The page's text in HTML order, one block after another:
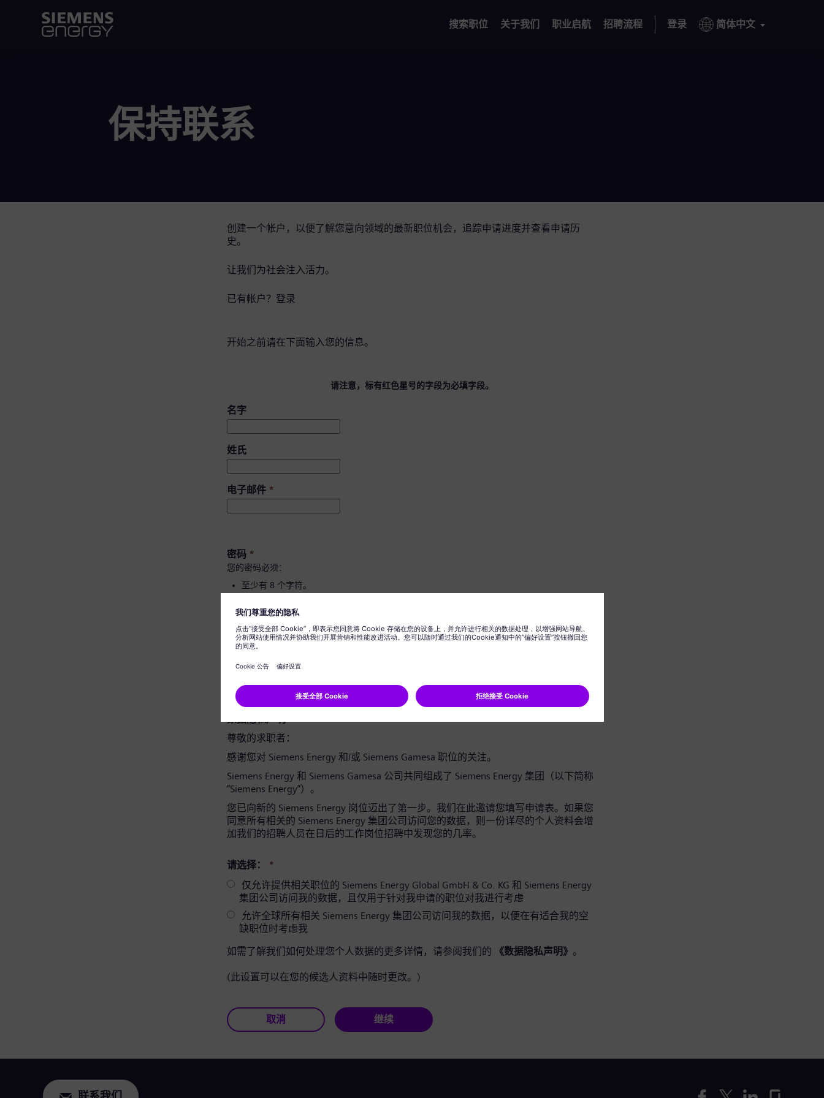
搜索职位 关于我们 职业启航 招聘流程 登录 简体中文
保持联系
创建一个帐户，以便了解您意向领域的最新职位机会，追踪申请进度并查看申请历
史。
让我们为社会注入活力。
已有帐户？ 登录
开始之前请在下面输入您的信息。
请注意，标有红色星号的字段为必填字段。
名字
姓氏
电子邮件 *
密码 *
您的密码必须：
至少有 8 个字符。
不包含您的任何个人信息。
不含常用词。
数据隐私声明
尊敬的求职者：
感谢您对 Siemens Energy 和/或 Siemens Gamesa 职位的关注。
Siemens Energy 和 Siemens Gamesa 公司共同组成了 Siemens Energy 集团（以下简称
“Siemens Energy”）。
您已向新的 Siemens Energy 岗位迈出了第一步。我们在此邀请您填写申请表。如果您
同意所有相关的 Siemens Energy 集团公司访问您的数据，则一份详尽的个人资料会增
加我们的招聘人员在日后的工作岗位招聘中发现您的几率。
请选择：
*
仅允许提供相关职位的 Siemens Energy Global GmbH & Co. KG 和 Siemens Energy
集团公司访问我的数据，且仅用于针对我申请的职位对我进行考虑
允许全球所有相关 Siemens Energy 集团公司访问我的数据，以便在有适合我的空
缺职位时考虑我
如需了解我们如何处理您个人数据的更多详情，请参阅我们的
《数据隐私声明》 。
(此设置可以在您的候选人资料中随时更改。)
取消 继续